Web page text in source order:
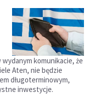
komunikacie, że
Aten, nie będzie
długoterminowym,
inwestycje.